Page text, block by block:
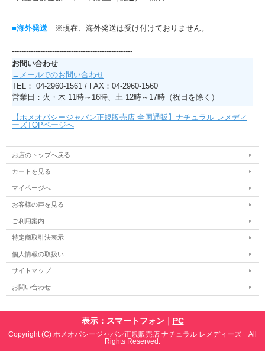
■海外発送 ※現在、海外発送は受け付けておりません。
---------------------------------------------------
お問い合わせ
→メールでのお問い合わせ
TEL： 04-2960-1561 / FAX：04-2960-1560
営業日：火・木 11時～16時、土 12時～17時（祝日を除く）
【ホメオパシージャパン正規販売店 全国通販】ナチュラル レメディ
ーズTOPページへ
お店のトップへ戻る
カートを見る
マイページへ
お客様の声を見る
ご利用案内
特定商取引法表示
個人情報の取扱い
サイトマップ
お問い合わせ
表示：スマートフォン｜ PC
Copyright (C) ホメオパシージャパン正規販売店 ナチュラル レメディーズ All
Rights Reserved.